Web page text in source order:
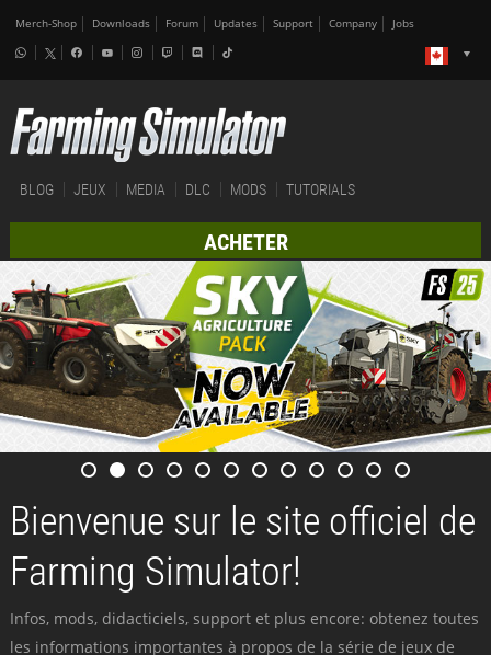
Merch-Shop Downloads Forum Updates Support Company Jobs
BLOG JEUX MEDIA DLC MODS TUTORIALS
ACHETER
Bienvenue sur le site officiel de
Farming Simulator!
Infos, mods, didacticiels, support et plus encore: obtenez toutes
les informations importantes à propos de la série de jeux de